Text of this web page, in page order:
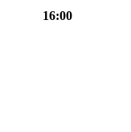
16:00